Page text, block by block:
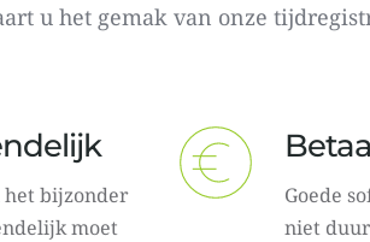
u het gemak van onze
bijzonder
moet
Goede
niet